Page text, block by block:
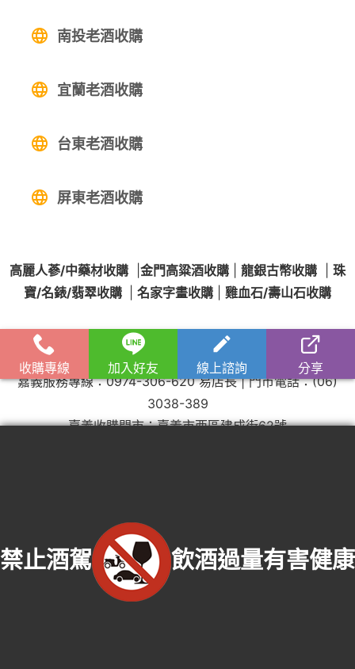
南投老酒收購
宜蘭老酒收購
台東老酒收購
屏東老酒收購
高麗人蔘/中藥材收購 金門高粱酒收購 龍銀古幣收購
珠
寶/名錶/翡翠收購
名家字畫收購 雞血石/壽山石收購
收購流程 │收購知識庫 線上客服│
老酒仙老酒收購
中心 │ 老酒仙洋酒收購中心
嘉義服務專線：0974-306-620易店長 | 門市電話：(06)
3038-389
嘉義收購門市：嘉義市西區建成街62號
縣東石鄉老酒收購、嘉義縣六腳鄉老酒收購、嘉義縣新港鄉老酒收購、嘉義縣民
雄鄉老酒收購、嘉義縣大林鎮老酒收購、嘉義縣溪口鄉老酒收購、嘉義縣義竹鄉
老酒收購、嘉義縣布袋鎮老酒收購
收購專線 加入好友 線上諮詢 分享
禁止酒駕 飲酒過量有害健康